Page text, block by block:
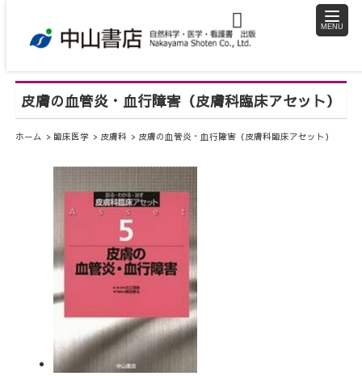
toggle
皮膚の血管炎・血行障害（皮膚科臨床アセット）
ホーム 臨床医学 皮膚科 皮膚の血管炎・血行障害（皮膚科臨床アセット）